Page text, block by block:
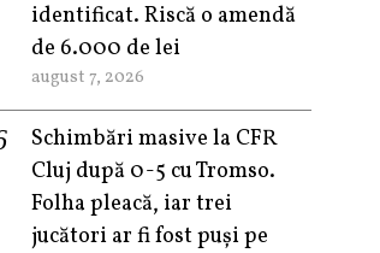
identificat. Riscă o amendă
de 6.000 de lei
august 7, 2026
Schimbări masive la CFR
Cluj după 0-5 cu Tromso.
Folha pleacă, iar trei
jucători ar fi fost puși pe